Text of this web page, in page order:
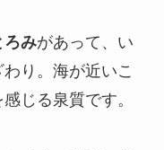
ろみがあって、い
り。海が近いこ
感じる泉質です。